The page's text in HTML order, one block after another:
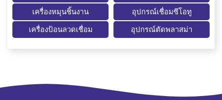
เครื่องหมุนชิ้นงาน
เครื่องป้อนลวดเชื่อม
อุปกรณ์เชื่อมซีโอทู
อุปกรณ์ตัดพลาสม่า